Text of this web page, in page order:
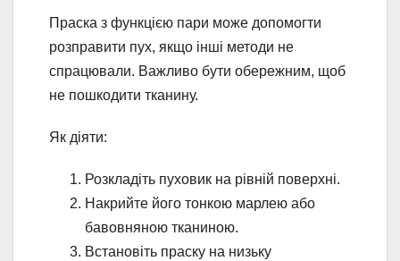
Праска з функцією пари може допомогти
розправити пух, якщо інші методи не
спрацювали. Важливо бути обережним, щоб
не пошкодити тканину.
Як діяти:
Розкладіть пуховик на рівній поверхні.
Накрийте його тонкою марлею або
бавовняною тканиною.
Встановіть праску на низьку